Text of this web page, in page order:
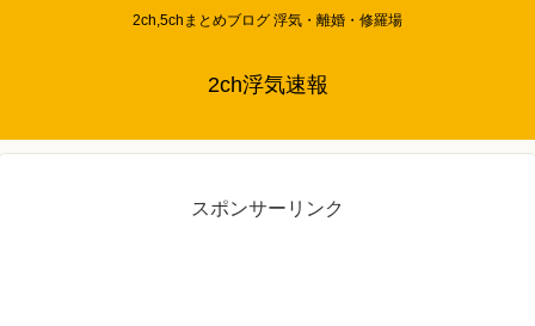
2ch,5chまとめブログ 浮気・離婚・修羅場
2ch浮気速報
スポンサーリンク